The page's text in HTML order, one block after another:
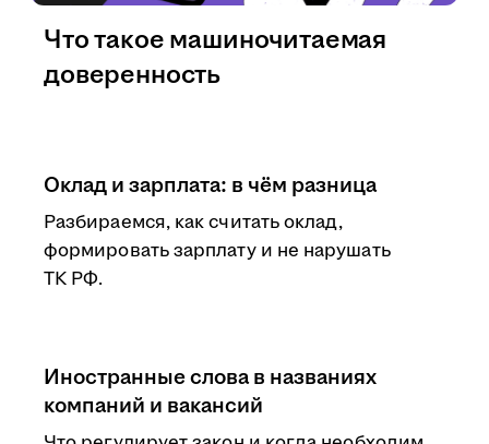
Оклад и зарплата: в чём разница
Разбираемся, как считать оклад,
формировать зарплату и не нарушать
ТК РФ.
Иностранные слова в названиях
компаний и вакансий
Что такое машиночитаемая
доверенность